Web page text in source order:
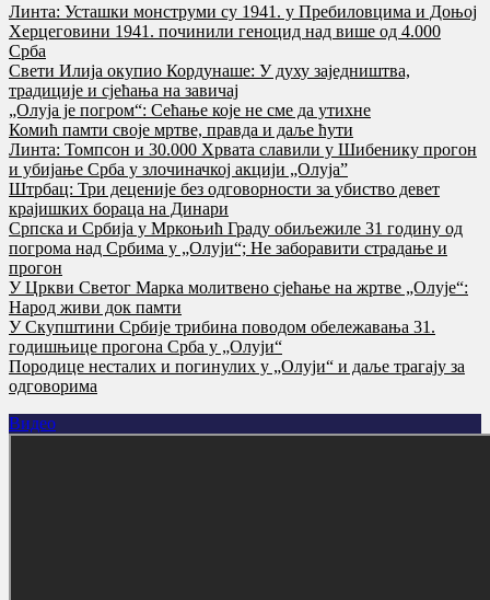
Линта: Усташки монструми су 1941. у Пребиловцима и Доњој
Херцеговини 1941. починили геноцид над више од 4.000
Срба
Свети Илија окупио Кордунаше: У духу заједништва,
традиције и сјећања на завичај
„Олуја је погром“: Сећање које не сме да утихне
Комић памти своје мртве, правда и даље ћути
Линта: Томпсон и 30.000 Хрвата славили у Шибенику прогон
и убијање Срба у злочиначкој акцији „Олуја”
Штрбац: Три деценије без одговорности за убиство девет
крајишких бораца на Динари
Српска и Србија у Мркоњић Граду обиљежиле 31 годину од
погрома над Србима у „Олуји“; Не заборавити страдање и
прогон
У Цркви Светог Марка молитвено сјећање на жртве „Олује“:
Народ живи док памти
У Скупштини Србије трибина поводом обележавања 31.
годишњице прогона Срба у „Олуји“
Породице несталих и погинулих у „Олуји“ и даље трагају за
одговорима
Видео